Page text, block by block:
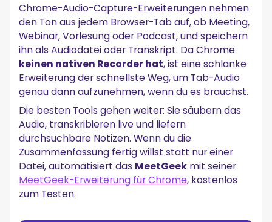
Vergleich
1. MeetGeek: Der KI-Meeting-Assistent
2. ScreenApp
3. Wondershare DemoCreator
4. Screencastify
5. Chrome Audio Capture
6. Notta
Best Practices für die Audioaufnahme in Chrome
So Nimmst du das Audio eines Chrome-Tabs Auf
Chrome-Audio-Capture-Erweiterungen nehmen
den Ton aus jedem Browser-Tab auf, ob Meeting,
Webinar, Vorlesung oder Podcast, und speichern
ihn als Audiodatei oder Transkript. Da Chrome
keinen nativen Recorder hat, ist eine schlanke
Erweiterung der schnellste Weg, um Tab-Audio
genau dann aufzunehmen, wenn du es brauchst.
Die besten Tools gehen weiter: Sie säubern das
Audio, transkribieren live und liefern
durchsuchbare Notizen. Wenn du die
Zusammenfassung fertig willst statt nur einer
Datei, automatisiert das MeetGeek mit seiner
MeetGeek-Erweiterung für Chrome, kostenlos
zum Testen.